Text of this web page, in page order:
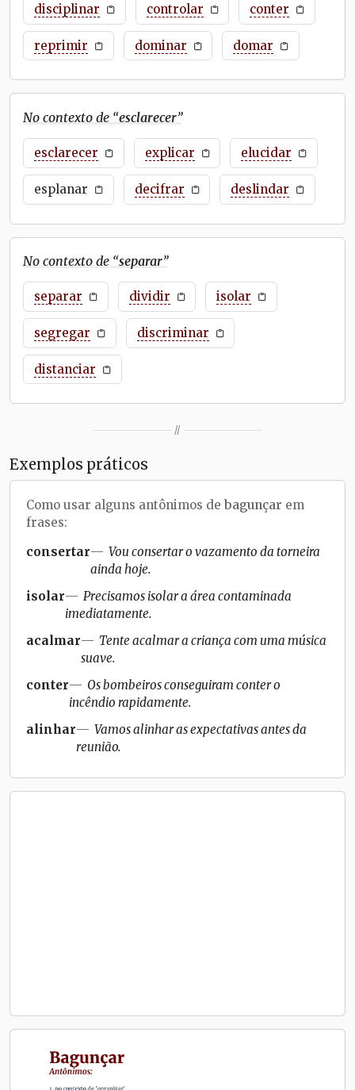
disciplinar controlar conter
reprimir dominar domar
No contexto de “esclarecer”
esclarecer explicar elucidar
esplanar decifrar deslindar
No contexto de “separar”
separar dividir isolar
segregar discriminar
distanciar
//
Exemplos práticos
Como usar alguns antônimos de bagunçar em
frases:
consertar
Vou consertar o vazamento da torneira
ainda hoje.
isolar
Precisamos isolar a área contaminada
imediatamente.
acalmar
Tente acalmar a criança com uma música
suave.
conter
Os bombeiros conseguiram conter o
incêndio rapidamente.
alinhar
Vamos alinhar as expectativas antes da
reunião.